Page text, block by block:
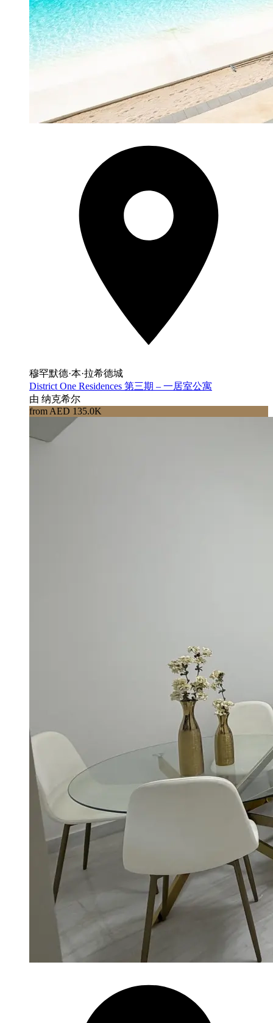
穆罕默德·本·拉希德城
District One Residences 第三期 – 一居室公寓
由 纳克希尔
from AED 135.0K